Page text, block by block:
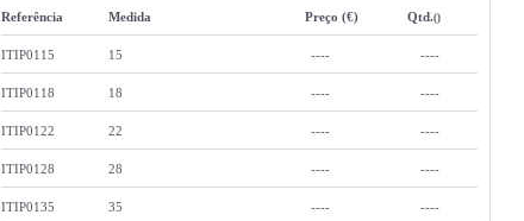
Referência Medida Preço (€) Qtd.()
ITIP0115 15 ---- ----
ITIP0118 18 ---- ----
ITIP0122 22 ---- ----
ITIP0128 28 ---- ----
ITIP0135 35 ---- ----